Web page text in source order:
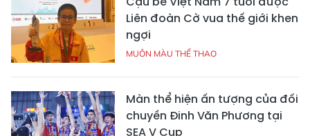
Liên đoàn Cờ vua thế giới khen
ngợi
MUÔN MÀU THỂ THAO
Màn thể hiện ấn tượng của đối
chuyền Đinh Văn Phương tại
SEA V Cup